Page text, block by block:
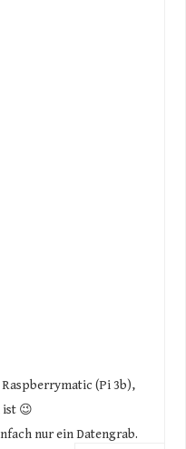
(Pi 3b),
😉
nur ein Datengrab.